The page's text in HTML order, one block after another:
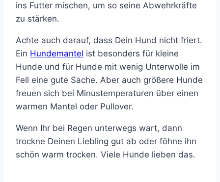
ins Futter mischen, um so seine Abwehrkräfte
zu stärken.
Achte auch darauf, dass Dein Hund nicht friert.
Ein Hundemantel ist besonders für kleine
Hunde und für Hunde mit wenig Unterwolle im
Fell eine gute Sache. Aber auch größere Hunde
freuen sich bei Minustemperaturen über einen
warmen Mantel oder Pullover.
Wenn Ihr bei Regen unterwegs wart, dann
trockne Deinen Liebling gut ab oder föhne ihn
schön warm trocken. Viele Hunde lieben das.